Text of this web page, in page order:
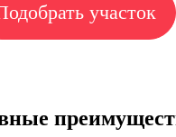
участок